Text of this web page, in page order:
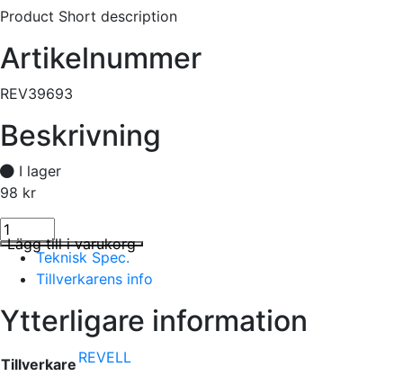
Product Short description
Artikelnummer
REV39693
Beskrivning
I lager
98 kr
I lager
Revell Decal Softener (flaska) 30 ml mängd
Lägg till i varukorg
Teknisk Spec.
Tillverkarens info
Ytterligare information
Tillverkare REVELL